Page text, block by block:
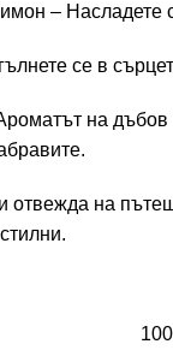
– Насладете
се в
на дъбов
отвежда на